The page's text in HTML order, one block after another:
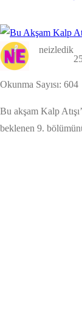
neizledik
Okunma Sayısı: 604
Bu akşam Kalp
beklenen 9.